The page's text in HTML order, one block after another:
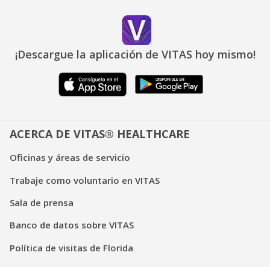
¡Descargue la aplicación de VITAS hoy mismo!
ACERCA DE VITAS® HEALTHCARE
Oficinas y áreas de servicio
Trabaje como voluntario en VITAS
Sala de prensa
Banco de datos sobre VITAS
Política de visitas de Florida